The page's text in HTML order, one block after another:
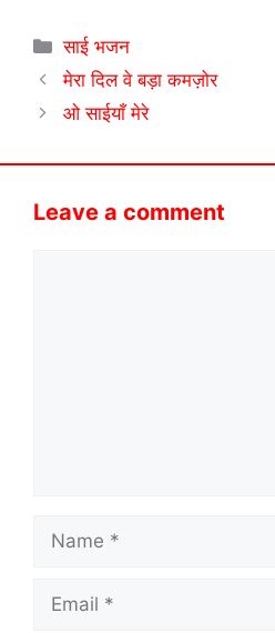
Categories
साई भजन
मेरा दिल वे बड़ा कमज़ोर
ओ साईयाँ मेरे
Leave a comment
Name
Email